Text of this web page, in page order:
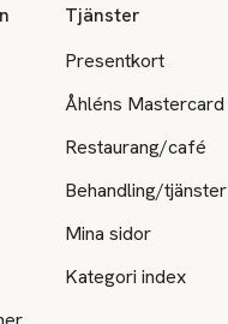
Tjänster
Presentkort
Åhléns Mastercard
Restaurang/café
Behandling/tjänster
Mina sidor
Kategori index